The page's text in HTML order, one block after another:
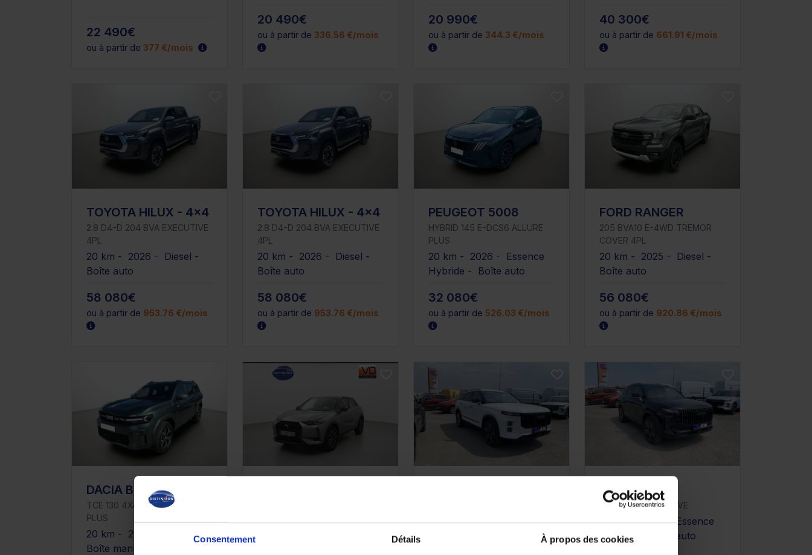
Consentement Détails À propos des cookies
22 490€
ou à partir de 377 €/mois
20 490€
ou à partir de 336.56 €/mois
20 990€
ou à partir de 344.3 €/mois
40 300€
ou à partir de 661.91 €/mois
TOYOTA HILUX - 4x4
2.8 D4-D 204 BVA EXECUTIVE
4PL
20 km - 2026 - Diesel -
Boîte auto
58 080€
ou à partir de 953.76 €/mois
TOYOTA HILUX - 4x4
2.8 D4-D 204 BVA EXECUTIVE
4PL
20 km - 2026 - Diesel -
Boîte auto
58 080€
ou à partir de 953.76 €/mois
PEUGEOT 5008
HYBRID 145 E-DCS6 ALLURE
PLUS
20 km - 2026 - Essence
Hybride - Boîte auto
32 080€
ou à partir de 526.03 €/mois
FORD RANGER
205 BVA10 E-4WD TREMOR
COVER 4PL
20 km - 2025 - Diesel -
Boîte auto
56 080€
ou à partir de 920.86 €/mois
DACIA BIGSTER
TCE 130 4X4 EXPRESSION
PLUS
20 km - 2025 - Essence -
Boîte manuelle
25733 km - 2024 -
10 km - 2026 - Essence
JAECOO J7
1.5 PHEV - SELECTIVE
10 km - 2026 - Essence
Hybride - Boîte auto